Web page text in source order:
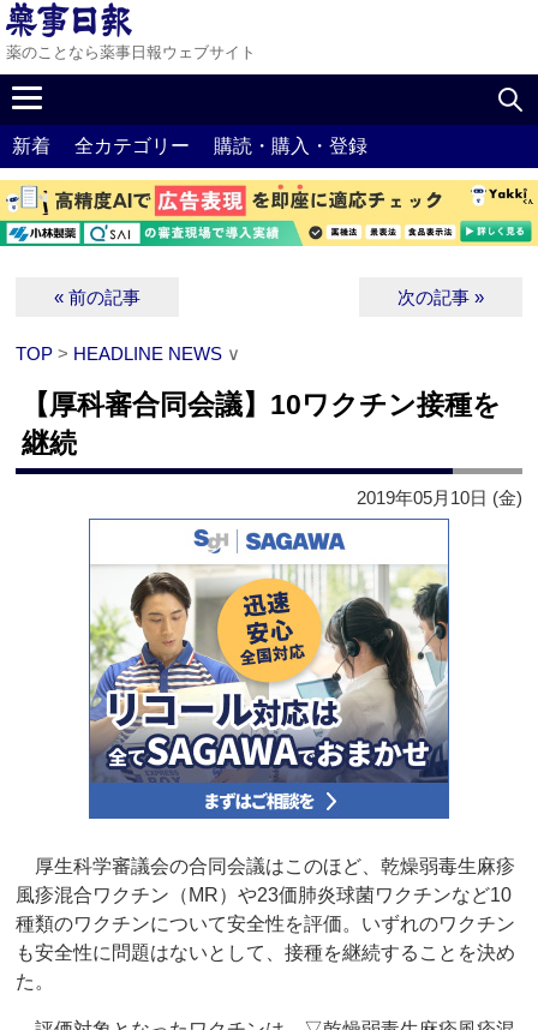
薬のことなら薬事日報ウェブサイト
新着 全カテゴリー 購読・購入・登録
« 前の記事 次の記事 »
TOP > HEADLINE NEWS ∨
【厚科審合同会議】10ワクチン接種を
継続
2019年05月10日 (金)
厚生科学審議会の合同会議はこのほど、乾燥弱毒生麻疹
風疹混合ワクチン（MR）や23価肺炎球菌ワクチンなど10
種類のワクチンについて安全性を評価。いずれのワクチン
も安全性に問題はないとして、接種を継続することを決め
た。